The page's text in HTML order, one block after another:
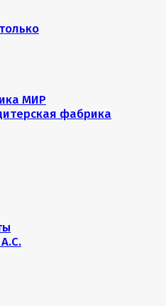
МИР
фабрика